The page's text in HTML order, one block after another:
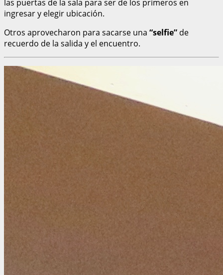
las puertas de la sala para ser de los primeros en
ingresar y elegir ubicación.
Otros aprovecharon para sacarse una “selfie” de
recuerdo de la salida y el encuentro.